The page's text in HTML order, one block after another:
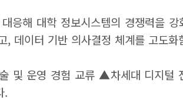
응해 대학 정보시스템의 경쟁력을
, 데이터 기반 의사결정 체계를 고도
및 운영 경험 교류 ▲차세대 디지털
.